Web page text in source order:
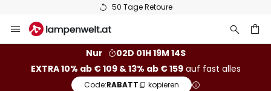
50 Tage Retoure
Inhalt
Nur
02D 01H 19M 13S
EXTRA 10% ab € 109 & 13% ab € 159auf fast alles
Code:RABATT kopieren